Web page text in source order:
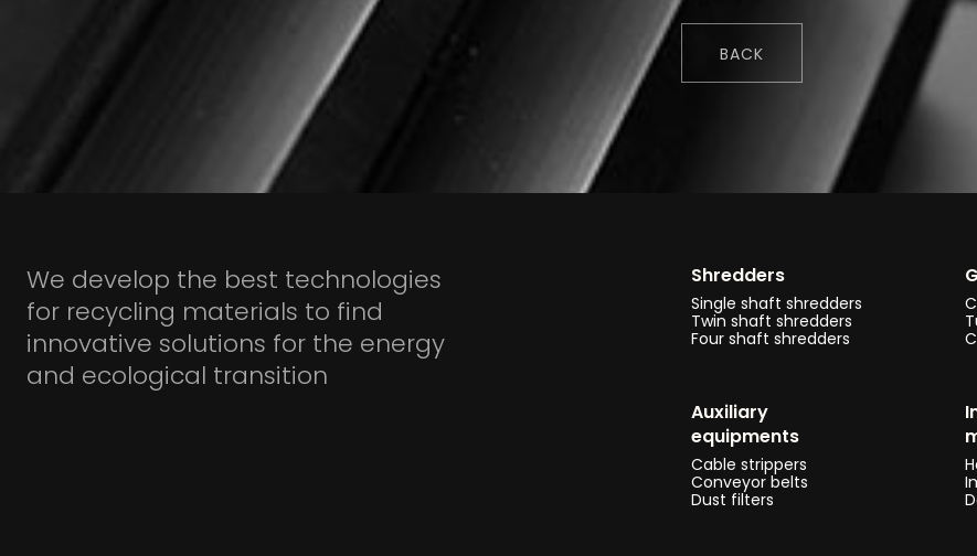
BACK
We develop the best technologies
for recycling materials to find
innovative solutions for the energy
and ecological transition
Shredders
Single shaft shredders
Twin shaft shredders
Four shaft shredders
Auxiliary
equipments
Cable strippers
Conveyor belts
Dust filters